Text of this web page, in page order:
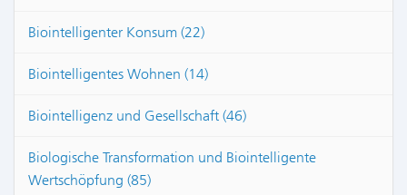
Biointelligenter Konsum (22)
Biointelligentes Wohnen (14)
Biointelligenz und Gesellschaft (46)
Biologische Transformation und Biointelligente
Wertschöpfung (85)